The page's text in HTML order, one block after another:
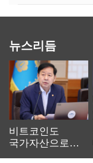
뉴스리듬
비트코인도
국가자산으로…'